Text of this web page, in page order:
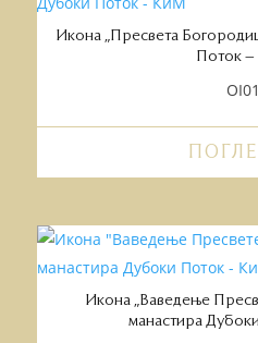
Икона „Пресвета
Поток
Икона „Ваведење
манастира